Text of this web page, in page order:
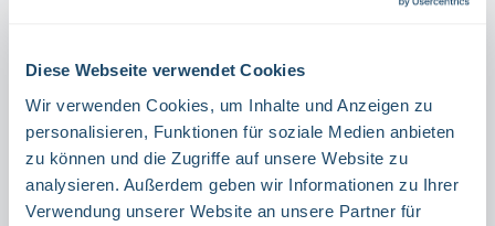
Diese Webseite verwendet Cookies
Wir verwenden Cookies, um Inhalte und Anzeigen zu
personalisieren, Funktionen für soziale Medien anbieten
zu können und die Zugriffe auf unsere Website zu
analysieren. Außerdem geben wir Informationen zu Ihrer
Verwendung unserer Website an unsere Partner für
Select
Material
ALUMINIUM
FILM
(THIS OPTION IS CURRENTLY UNAVAILABLE.)
Product Quantity: Enter the desired amount or use the buttons to increase or decrease the
Stück